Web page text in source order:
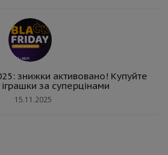
знижки активовано! Купуйте
за суперцінами
15.11.2025